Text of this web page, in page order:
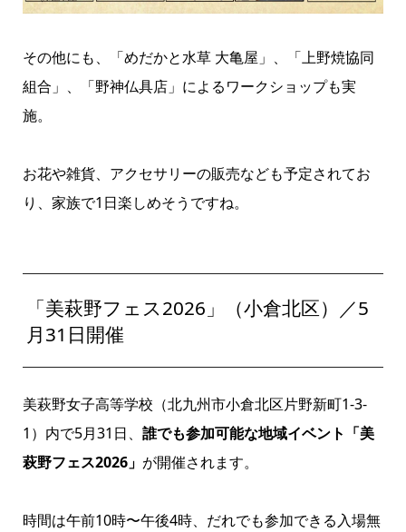
その他にも、「めだかと水草 大亀屋」、「上野焼協同
組合」、「野神仏具店」によるワークショップも実
施。
お花や雑貨、アクセサリーの販売なども予定されてお
り、家族で1日楽しめそうですね。
「美萩野フェス2026」（小倉北区）／5
月31日開催
美萩野女子高等学校（北九州市小倉北区片野新町1-3-
1）内で5月31日、 誰でも参加可能な地域イベント「美
萩野フェス2026」 が開催されます。
時間は午前10時〜午後4時、だれでも参加できる入場無